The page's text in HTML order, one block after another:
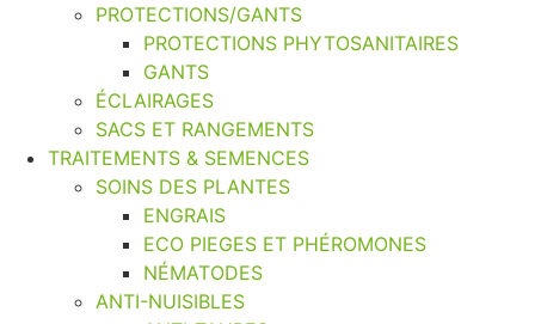
PROTECTIONS/GANTS
PROTECTIONS PHYTOSANITAIRES
GANTS
ÉCLAIRAGES
SACS ET RANGEMENTS
TRAITEMENTS & SEMENCES
SOINS DES PLANTES
ENGRAIS
ECO PIEGES ET PHÉROMONES
NÉMATODES
ANTI-NUISIBLES